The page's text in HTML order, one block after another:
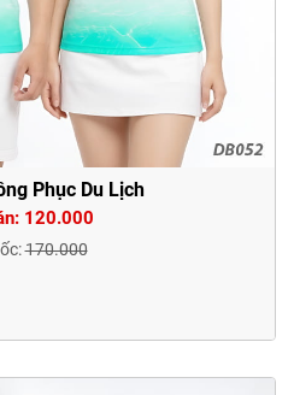
Phục Du Lịch
120.000
170.000